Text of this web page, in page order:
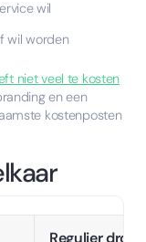
wil
wil worden
niet veel te kosten
en een
kostenposten
Regulier